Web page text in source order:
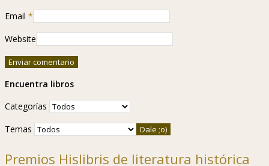
Email *
Website
Encuentra libros
Categorías
Temas
Premios Hislibris de literatura histórica